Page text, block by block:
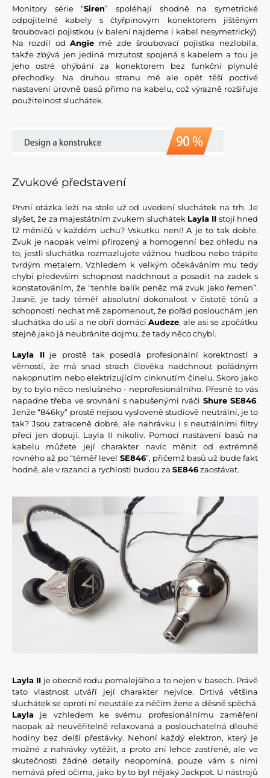
Monitory série “Siren” spoléhají shodně na symetrické
odpojitelné kabely s čtyřpinovým konektorem jištěným
šroubovací pojistkou (v balení najdeme i kabel nesymetrický).
Na rozdíl odAngie mě zde šroubovací pojistka nezlobila,
takže zbývá jen jediná mrzutost spojená s kabelem a tou je
jeho ostré ohýbání za konektorem bez funkční plynulé
přechodky. Na druhou stranu mě ale opět těší poctivé
nastavení úrovně basů přímo na kabelu, což výrazně rozšiřuje
použitelnost sluchátek.
Zvukové představení
První otázka leží na stole už od uvedení sluchátek na trh. Je
slyšet, že za majestátním zvukem sluchátek Layla II stojí hned
12 měničů v každém uchu? Vskutku není! A je to tak dobře.
Zvuk je naopak velmi přirozený a homogenní bez ohledu na
to, jestli sluchátka rozmazlujete vážnou hudbou nebo trápíte
tvrdým metalem. Vzhledem k velkým očekáváním mu tedy
chybí především schopnost nadchnout a posadit na zadek s
konstatováním, že “tenhle balík peněz má zvuk jako řemen”.
Jasně, je tady téměř absolutní dokonalost v čistotě tónů a
schopnosti nechat mě zapomenout, že pořád poslouchám jen
sluchátka do uší a ne obří domácíAudeze, ale asi se zpočátku
stejně jako já neubráníte dojmu, že tady něco chybí.
Layla IIje prostě tak posedlá profesionální korektností a
věrností, že má snad strach člověka nadchnout pořádným
nakopnutím nebo elektrizujícím cinknutím činelu. Skoro jako
by to bylo něco neslušného - neprofesionálního. Přesně to vás
napadne třeba ve srovnání s nabušenými rváči Shure SE846.
Jenže “846ky” prostě nejsou vysloveně studiově neutrální, je to
tak? Jsou zatraceně dobré, ale nahrávku i s neutrálními filtry
přeci jen dopují. Layla II nikoliv. Pomocí nastavení basů na
kabelu můžete její charakter navíc měnit od extrémně
rovného až po “téměř level SE846”, přičemž basů už bude fakt
hodně, ale v razanci a rychlosti budou za SE846zaostávat.
Layla II je obecně rodu pomalejšího a to nejen v basech. Právě
tato vlastnost utváří její charakter nejvíce. Drtivá většina
sluchátek se oproti ní neustále za něčím žene a děsně spěchá.
Layla je vzhledem ke svému profesionálnímu zaměření
naopak až neuvěřitelně relaxovaná a poslouchatelná dlouhé
hodiny bez delší přestávky. Nehoní každý elektron, který je
možné z nahrávky vytěžit, a proto zní lehce zastřeně, ale ve
skutečnosti žádné detaily neopomíná, pouze vám s nimi
nemává před očima, jako by to byl nějaký Jackpot. U nástrojů